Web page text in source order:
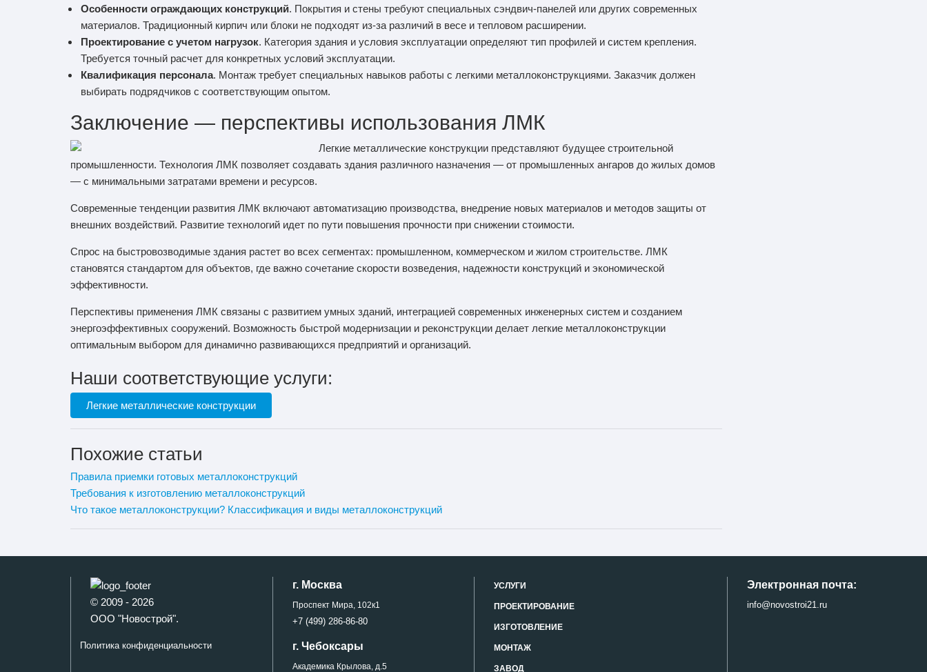
Особенности ограждающих конструкций. Покрытия и стены требуют специальных сэндвич-панелей или других современных
материалов. Традиционный кирпич или блоки не подходят из-за различий в весе и тепловом расширении.
Проектирование с учетом нагрузок. Категория здания и условия эксплуатации определяют тип профилей и систем крепления.
Требуется точный расчет для конкретных условий эксплуатации.
Квалификация персонала. Монтаж требует специальных навыков работы с легкими металлоконструкциями. Заказчик должен
выбирать подрядчиков с соответствующим опытом.
Заключение — перспективы использования ЛМК
Легкие металлические конструкции представляют будущее строительной
промышленности. Технология ЛМК позволяет создавать здания различного назначения — от промышленных ангаров до жилых домов
— с минимальными затратами времени и ресурсов.
Современные тенденции развития ЛМК включают автоматизацию производства, внедрение новых материалов и методов защиты от
внешних воздействий. Развитие технологий идет по пути повышения прочности при снижении стоимости.
Спрос на быстровозводимые здания растет во всех сегментах: промышленном, коммерческом и жилом строительстве. ЛМК
становятся стандартом для объектов, где важно сочетание скорости возведения, надежности конструкций и экономической
эффективности.
Перспективы применения ЛМК связаны с развитием умных зданий, интеграцией современных инженерных систем и созданием
энергоэффективных сооружений. Возможность быстрой модернизации и реконструкции делает легкие металлоконструкции
оптимальным выбором для динамично развивающихся предприятий и организаций.
Наши соответствующие услуги:
Легкие металлические конструкции
Похожие статьи
Правила приемки готовых металлоконструкций
Требования к изготовлению металлоконструкций
Что такое металлоконструкции? Классификация и виды металлоконструкций
© 2009 - 2026
ООО "Новострой".
Политика конфиденциальности
г. Москва
Проспект Мира, 102к1
+7 (499) 286-86-80
г. Чебоксары
Академика Крылова, д.5
УСЛУГИ
ПРОЕКТИРОВАНИЕ
ИЗГОТОВЛЕНИЕ
МОНТАЖ
ЗАВОД
Электронная почта:
info@novostroi21.ru